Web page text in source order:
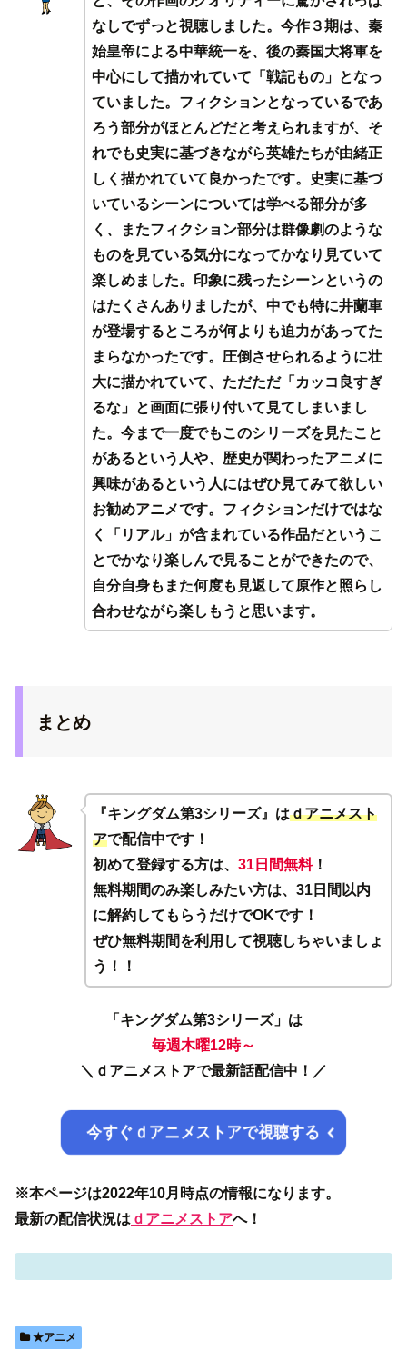
なしでずっと視聴しました。今作３期は、秦
始皇帝による中華統一を、後の秦国大将軍を
中心にして描かれていて「戦記もの」となっ
ていました。フィクションとなっているであ
ろう部分がほとんどだと考えられますが、そ
れでも史実に基づきながら英雄たちが由緒正
しく描かれていて良かったです。史実に基づ
いているシーンについては学べる部分が多
く、またフィクション部分は群像劇のような
ものを見ている気分になってかなり見ていて
楽しめました。印象に残ったシーンというの
はたくさんありましたが、中でも特に井蘭車
が登場するところが何よりも迫力があってた
まらなかったです。圧倒させられるように壮
大に描かれていて、ただただ「カッコ良すぎ
るな」と画面に張り付いて見てしまいまし
た。今まで一度でもこのシリーズを見たこと
があるという人や、歴史が関わったアニメに
興味があるという人にはぜひ見てみて欲しい
お勧めアニメです。フィクションだけではな
く「リアル」が含まれている作品だというこ
とでかなり楽しんで見ることができたので、
自分自身もまた何度も見返して原作と照らし
合わせながら楽しもうと思います。
まとめ
『キングダム第3シリーズ』はｄアニメスト
アで配信中です！
初めて登録する方は、 31日間無料！
無料期間のみ楽しみたい方は、31日間以内
に解約してもらうだけでOKです！
ぜひ無料期間を利用して視聴しちゃいましょ
う！！
「 キングダム第3シリーズ」は
毎週木曜12時～
＼ ｄアニメストアで最新話配信中！／
今すぐｄアニメストアで視聴する
※本ページは2022年10月時点の情報になります。
最新の配信状況は ｄアニメストアへ！
★アニメ